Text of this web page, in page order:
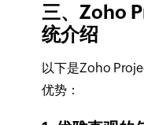
三、Zoho
统介绍
以下是Zoho
优势：